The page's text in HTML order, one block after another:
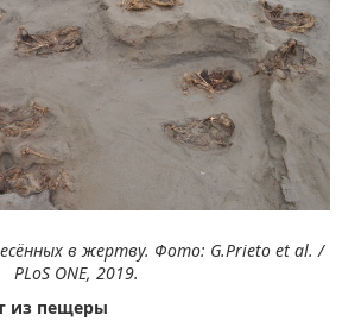
в жертву. Фото: G.Prieto et al. /
PLoS ONE, 2019.
из пещеры